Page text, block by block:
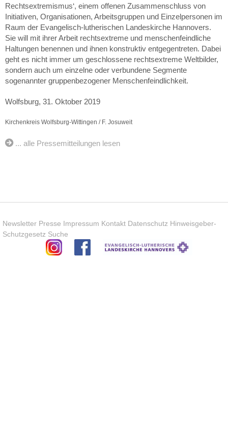
Rechtsextremismus‘, einem offenen Zusammenschluss von
Initiativen, Organisationen, Arbeitsgruppen und Einzelpersonen im
Raum der Evangelisch-lutherischen Landeskirche Hannovers.
Sie will mit ihrer Arbeit rechtsextreme und menschenfeindliche
Haltungen benennen und ihnen konstruktiv entgegentreten. Dabei
geht es nicht immer um geschlossene rechtsextreme Weltbilder,
sondern auch um einzelne oder verbundene Segmente
sogenannter gruppenbezogener Menschenfeindlichkeit.
Wolfsburg, 31. Oktober 2019
Kirchenkreis Wolfsburg-Wittingen / F. Josuweit
... alle Pressemitteilungen lesen
Newsletter Presse Impressum Kontakt Datenschutz Hinweisgeber-
Schutzgesetz Suche